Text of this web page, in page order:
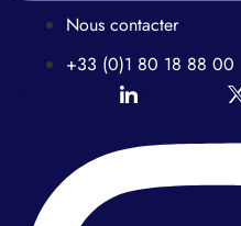
Nous contacter
+33 (0)1 80 18 88 00